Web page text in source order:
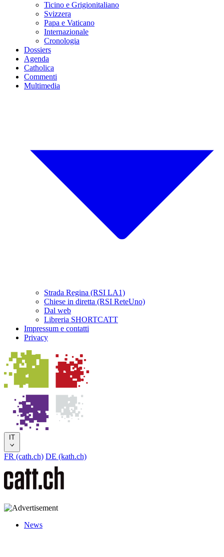
Ticino e Grigionitaliano
Svizzera
Papa e Vaticano
Internazionale
Cronologia
Dossiers
Agenda
Catholica
Commenti
Multimedia
Strada Regina (RSI LA1)
Chiese in diretta (RSI ReteUno)
Dal web
Libreria SHORTCATT
Impressum e contatti
Privacy
IT
FR (cath.ch) DE (kath.ch)
News